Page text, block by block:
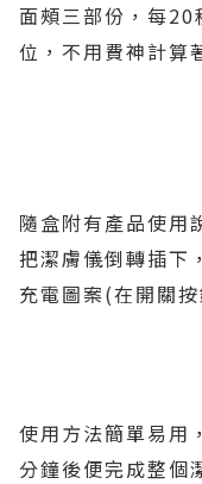
面頰三部份，每20
位，不用費神計算
隨盒附有產品使用
把潔膚儀倒轉插下
充電圖案(在開關
使用方法簡單易用
分鐘後便完成整個